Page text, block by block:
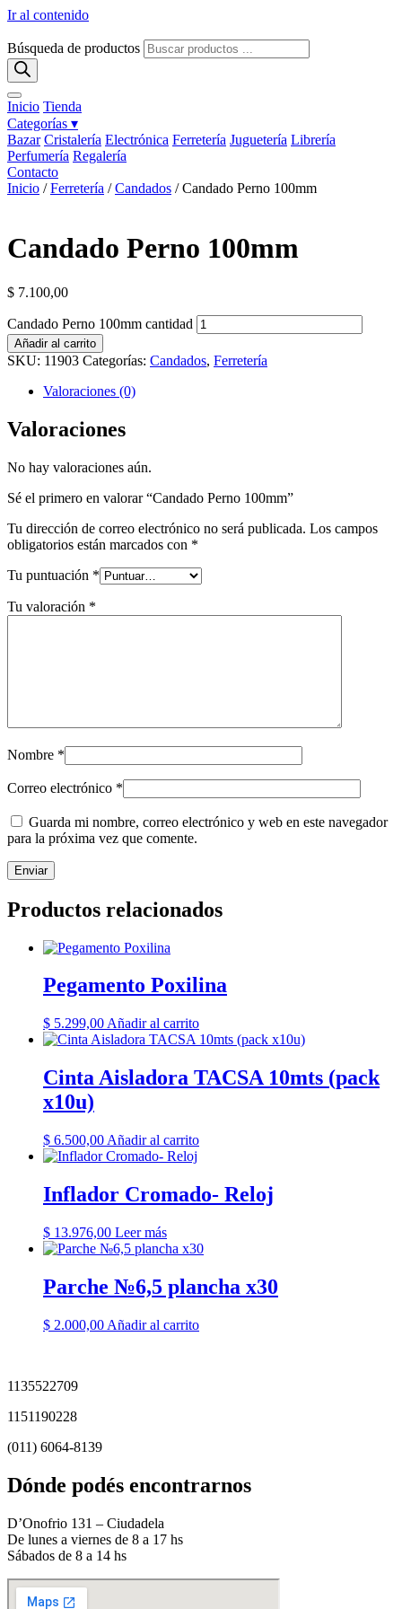
Ir al contenido
Búsqueda de productos
Inicio Tienda
Categorías ▾
Bazar Cristalería Electrónica Ferretería Juguetería Librería
Perfumería Regalería
Contacto
Inicio /Ferretería /Candados / Candado Perno 100mm
Candado Perno 100mm
$ 7.100,00
Candado Perno 100mm cantidad
Añadir al carrito
SKU: 11903 Categorías: Candados, Ferretería
Valoraciones (0)
Valoraciones
No hay valoraciones aún.
Sé el primero en valorar “Candado Perno 100mm”
Tu dirección de correo electrónico no será publicada. Los campos
obligatorios están marcados con *
Tu puntuación *
Tu valoración *
Nombre *
Correo electrónico *
Guarda mi nombre, correo electrónico y web en este navegador
para la próxima vez que comente.
Productos relacionados
Pegamento Poxilina
$ 5.299,00 Añadir al carrito
Cinta Aisladora TACSA 10mts (pack
x10u)
$ 6.500,00 Añadir al carrito
Inflador Cromado- Reloj
$ 13.976,00 Leer más
Parche №6,5 plancha x30
$ 2.000,00 Añadir al carrito
1135522709
1151190228
(011) 6064-8139
Dónde podés encontrarnos
D’Onofrio 131 – Ciudadela
De lunes a viernes de 8 a 17 hs
Sábados de 8 a 14 hs